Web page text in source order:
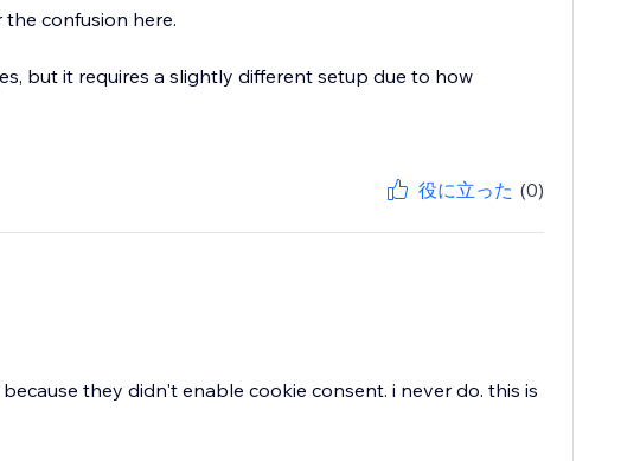
confusion here.
but it requires a slightly different setup due to how
役に立った (0)
they didn't enable cookie consent. i never do. this is